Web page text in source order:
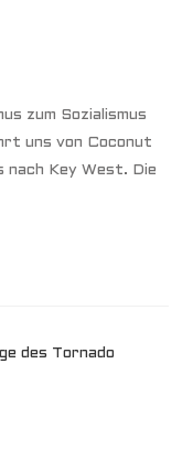
zum Sozialismus
uns von Coconut
nach Key West. Die